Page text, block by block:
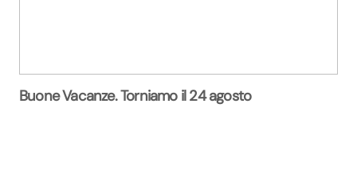
Buone Vacanze. Torniamo il 24 agosto